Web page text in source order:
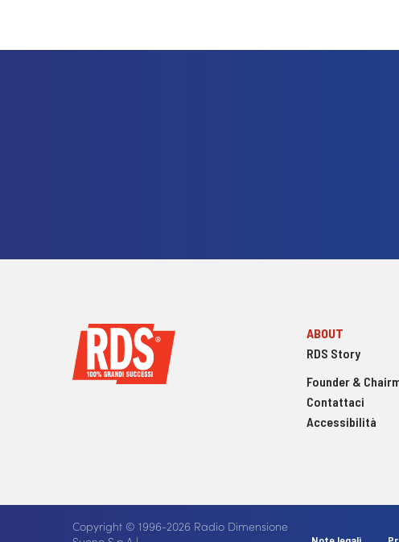
ABOUT
RDS Story
Founder &
Contattaci
Accessibilità
Copyright © 1996-2026 Radio Dimensione